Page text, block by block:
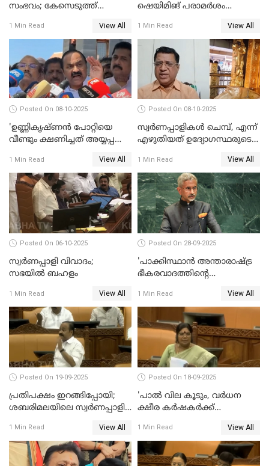
സംഭവം; കേസെടുത്ത്
ഉത്തരവിട്ട് ഹൈക്കോടതി
WATCH VIDEO
1 Min Read View All
ഷെയിമിങ് പരാമര്‍ശം
പ്രതിപക്ഷം WATCH VIDEO
1 Min Read View All
Posted On 08-10-2025
'ഉണ്ണികൃഷ്ണന്‍ പോറ്റിയെ
വീണ്ടും ക്ഷണിച്ചത് അയ്യപ്പ
അടിച്ചുമാറ്റാനാണെന്ന്
സംശയമുണ്ട്'; വി ഡി
സതീശൻ
1 Min Read View All
Posted On 08-10-2025
സ്വർണപ്പാളികൾ ചെമ്പ്, എന്ന്
എഴുതിയത് ഉദ്യോഗസ്ഥരുടെ
ടി.കെ.രാജഗോപാല്‍
1 Min Read View All
Posted On 06-10-2025
സ്വർണപ്പാളി വിവാദം;
സഭയിൽ ബഹളം
1 Min Read View All
Posted On 28-09-2025
'പാക്കിസ്ഥാന്‍ അന്താരാഷ്ട്ര
ഭീകരവാദത്തിന്റെ
ജയശങ്കര്‍
1 Min Read View All
Posted On 19-09-2025
പ്രതിപക്ഷം ഇറങ്ങിപ്പോയി;
ശബരിമലയിലെ സ്വർണപ്പാളി
പ്രമേയത്തിന് അനുമതിയില്ല
WATCH VIDEO
1 Min Read View All
Posted On 18-09-2025
'പാൽ വില കൂടും, വർധന
ക്ഷീര കർഷകർക്ക്
ജെ ചിഞ്ചുറാണി
1 Min Read View All